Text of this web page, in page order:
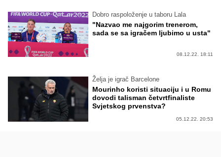
Dobro raspoloženje u taboru Lala
"Nazvao me najgorim trenerom,
sada se sa igračem ljubimo u usta"
08.12.22. 18:11
Želja je igrač Barcelone
Mourinho koristi situaciju i u Romu
dovodi talisman četvrtfinaliste
Svjetskog prvenstva?
05.12.22. 20:53